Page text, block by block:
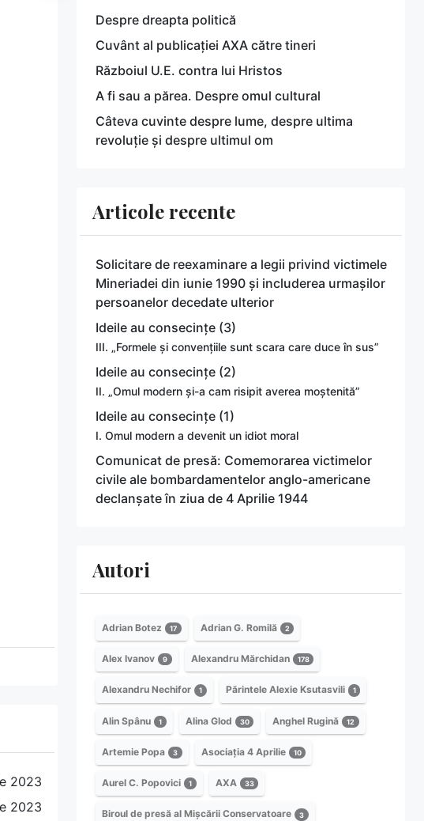
2023
2023
Despre dreapta politică
Cuvânt al publicației AXA către tineri
Războiul U.E. contra lui Hristos
A fi sau a părea. Despre omul cultural
Câteva cuvinte despre lume, despre ultima
revoluție și despre ultimul om
Articole recente
Solicitare de reexaminare a legii privind victimele
Mineriadei din iunie 1990 și includerea urmașilor
persoanelor decedate ulterior
Ideile au consecințe (3)
III. „Formele și convențiile sunt scara care duce în sus”
Ideile au consecințe (2)
II. „Omul modern și-a cam risipit averea moștenită”
Ideile au consecințe (1)
I. Omul modern a devenit un idiot moral
Comunicat de presă: Comemorarea victimelor
civile ale bombardamentelor anglo-americane
declanșate în ziua de 4 Aprilie 1944
Autori
Adrian Botez 17 Adrian G. Romilă 2
Alex Ivanov 9 Alexandru Mărchidan 178
Alexandru Nechifor 1 Părintele Alexie Ksutasvili 1
Alin Spânu 1 Alina Glod 30 Anghel Rugină 12
Artemie Popa 3 Asociația 4 Aprilie 10
Aurel C. Popovici 1 AXA 33
Biroul de presă al Mișcării Conservatoare 3